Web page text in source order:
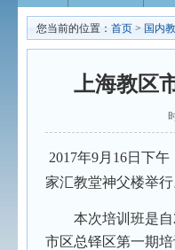
您当前的位置： 首页 > 国内
上海教区
2017年9月 16日下午
家汇教堂神父楼举行
本次培训班是自
市区总铎区第一期